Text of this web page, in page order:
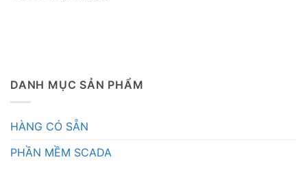
DANH MỤC SẢN PHẨM
HÀNG CÓ SẴN
PHẦN MỀM SCADA